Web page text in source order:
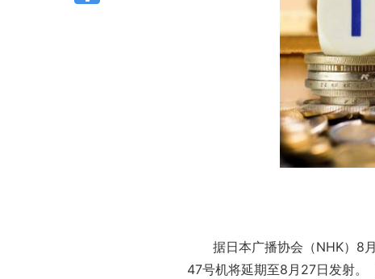
据日本广播协会（NHK）8
47号机将延期至8月27日发射。